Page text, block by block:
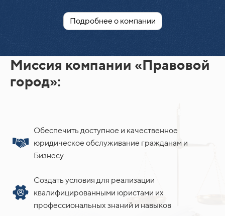
Подробнее о компании
Миссия компании «Правовой
город»:
Обеспечить доступное и качественное
юридическое обслуживание гражданам и
Бизнесу
Создать условия для реализации
квалифицированными юристами их
профессиональных знаний и навыков